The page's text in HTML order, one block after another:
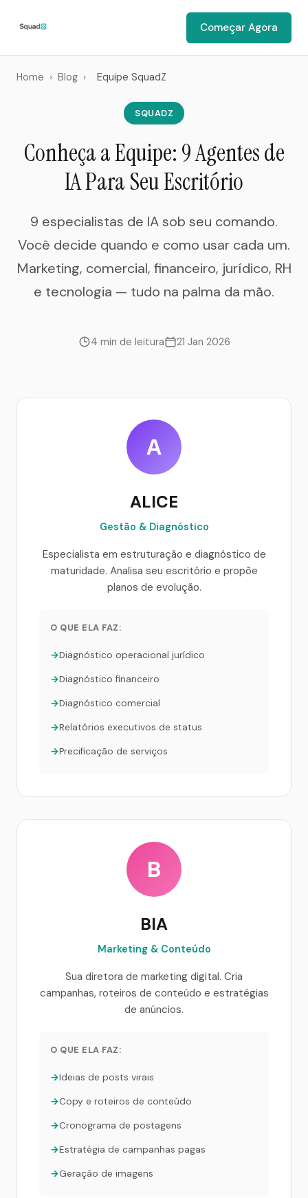
Começar Agora
Home › Blog › Equipe SquadZ
SQUADZ
Conheça a Equipe: 9 Agentes de
IA Para Seu Escritório
9 especialistas de IA sob seu comando.
Você decide quando e como usar cada um.
Marketing, comercial, financeiro, jurídico, RH
e tecnologia — tudo na palma da mão.
4 min de leitura 21 Jan 2026
A
ALICE
Gestão & Diagnóstico
Especialista em estruturação e diagnóstico de
maturidade. Analisa seu escritório e propõe
planos de evolução.
O QUE ELA FAZ:
Diagnóstico operacional jurídico
Diagnóstico financeiro
Diagnóstico comercial
Relatórios executivos de status
Precificação de serviços
B
BIA
Marketing & Conteúdo
Sua diretora de marketing digital. Cria
campanhas, roteiros de conteúdo e estratégias
de anúncios.
O QUE ELA FAZ:
Ideias de posts virais
Copy e roteiros de conteúdo
Cronograma de postagens
Estratégia de campanhas pagas
Geração de imagens